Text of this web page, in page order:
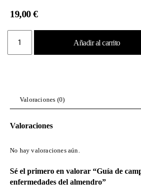
19,00€
campo:
almendro
Añadir al carrito
Valoraciones (0)
Valoraciones
No hay valoraciones aún.
Sé el primero en valorar “Guía de
enfermedades del almendro”